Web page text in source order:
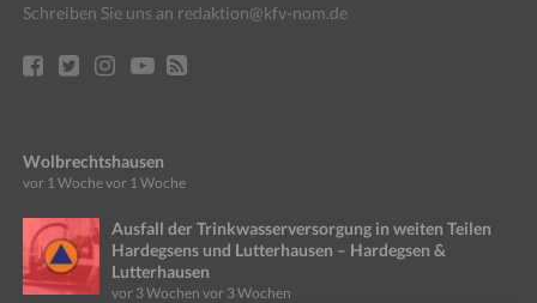
Schreiben Sie uns an redaktion@kfv-nom.de
Wolbrechtshausen
vor 1 Wochevor 1 Woche
Ausfall der Trinkwasserversorgung in weiten Teilen
Hardegsens und Lutterhausen – Hardegsen &
Lutterhausen
vor 3 Wochen vor 3 Wochen